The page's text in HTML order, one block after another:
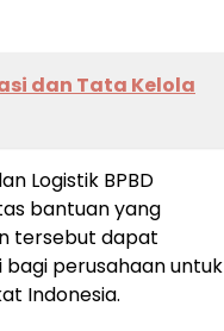
dan Tata Kelola
Logistik BPBD
bantuan yang
tersebut dapat
perusahaan untuk
Indonesia.